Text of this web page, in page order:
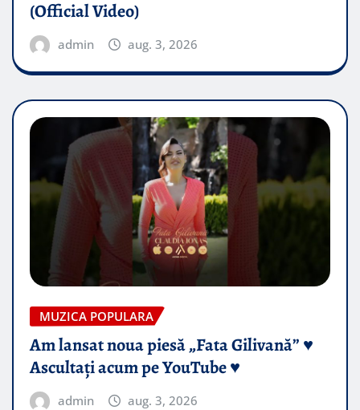
(Official Video)
admin aug. 3, 2026
MUZICA POPULARA
Am lansat noua piesă „Fata Gilivană” ♥️
Ascultați acum pe YouTube ♥️
admin aug. 3, 2026